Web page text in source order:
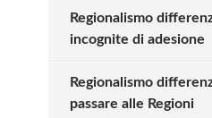
Regionalismo
incognite di adesione
Regionalismo
passare alle Regioni